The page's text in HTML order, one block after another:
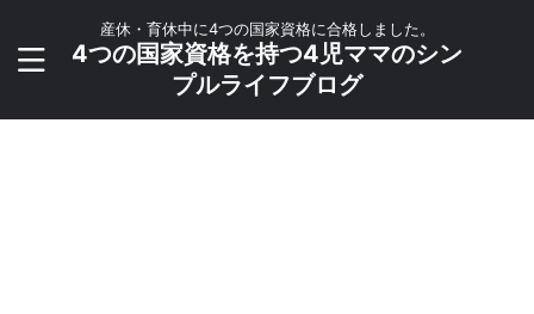
産休・育休中に4つの国家資格に合格しました。
4つの国家資格を持つ4児ママのシン
プルライフブログ